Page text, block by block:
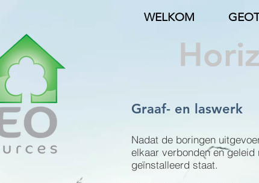
WELKOM
Graaf- en laswerk
Nadat de boringen
elkaar verbonden en
geïnstalleerd staat.